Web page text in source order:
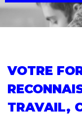
VOTRE
TRAVAIL,